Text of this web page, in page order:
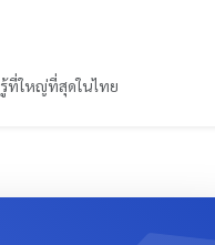
รู้ที่ใหญ่ที่สุดในไทย